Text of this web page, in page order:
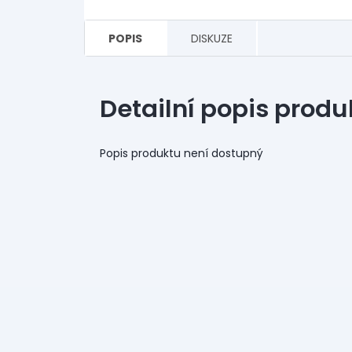
POPIS DISKUZE
Detailní popis
Popis produktu není dostupný